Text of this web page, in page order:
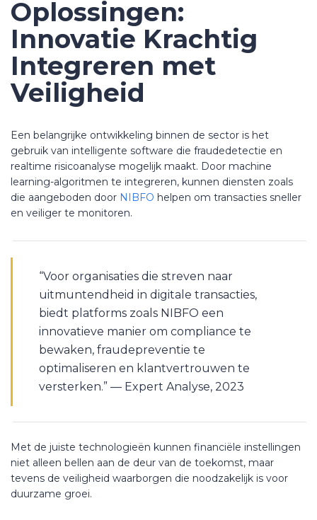
Oplossingen:
Innovatie Krachtig
Integreren met
Veiligheid
Een belangrijke ontwikkeling binnen de sector is het
gebruik van intelligente software die fraudedetectie en
realtime risicoanalyse mogelijk maakt. Door machine
learning-algoritmen te integreren, kunnen diensten zoals
die aangeboden door NIBFO helpen om transacties sneller
en veiliger te monitoren.
“Voor organisaties die streven naar
uitmuntendheid in digitale transacties,
biedt platforms zoals NIBFO een
innovatieve manier om compliance te
bewaken, fraudepreventie te
optimaliseren en klantvertrouwen te
versterken.” — Expert Analyse, 2023
Met de juiste technologieën kunnen financiële instellingen
niet alleen bellen aan de deur van de toekomst, maar
tevens de veiligheid waarborgen die noodzakelijk is voor
duurzame groei.